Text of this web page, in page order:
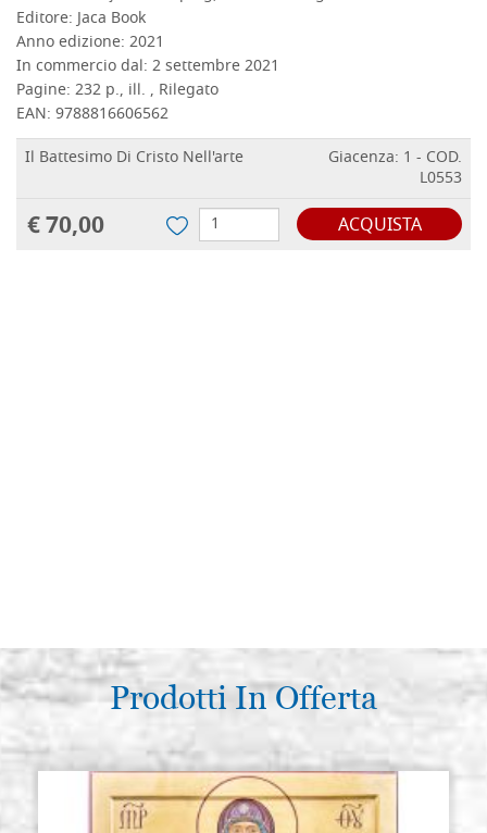
Editore:Jaca Book
Anno edizione: 2021
In commercio dal: 2 settembre 2021
Pagine: 232 p., ill. , Rilegato
EAN: 9788816606562
Il Battesimo Di Cristo Nell'arte
Giacenza: 1 - COD.
L0553
€ 70,00 ACQUISTA
Prodotti In Offerta